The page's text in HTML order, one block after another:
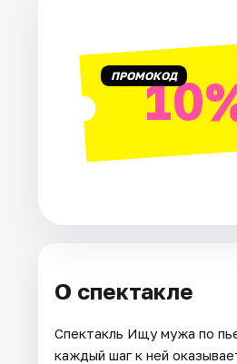
Артисты ПРОМОКОД
О спектакле
Спектакль Ищу мужа по
каждый шаг к ней